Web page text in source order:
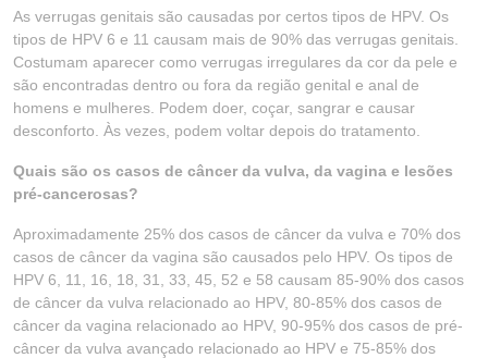
As verrugas genitais são causadas por certos tipos de HPV. Os
tipos de HPV 6 e 11 causam mais de 90% das verrugas genitais.
Costumam aparecer como verrugas irregulares da cor da pele e
são encontradas dentro ou fora da região genital e anal de
homens e mulheres. Podem doer, coçar, sangrar e causar
desconforto. Às vezes, podem voltar depois do tratamento.
Quais são os casos de câncer da vulva, da vagina e lesões
pré-cancerosas?
Aproximadamente 25% dos casos de câncer da vulva e 70% dos
casos de câncer da vagina são causados pelo HPV. Os tipos de
HPV 6, 11, 16, 18, 31, 33, 45, 52 e 58 causam 85-90% dos casos
de câncer da vulva relacionado ao HPV, 80-85% dos casos de
câncer da vagina relacionado ao HPV, 90-95% dos casos de pré-
câncer da vulva avançado relacionado ao HPV e 75-85% dos